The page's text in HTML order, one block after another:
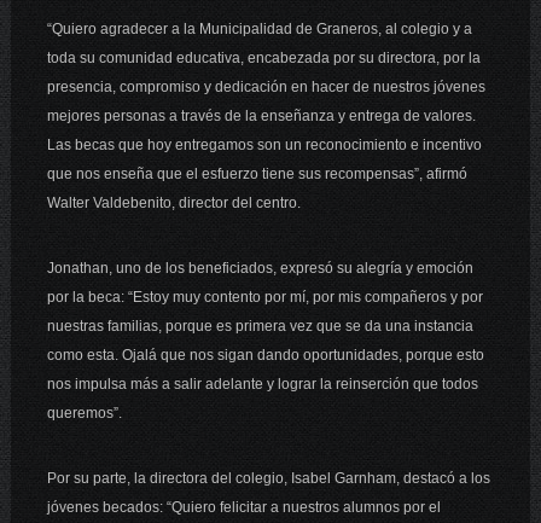
“Quiero agradecer a la Municipalidad de Graneros, al colegio y a
toda su comunidad educativa, encabezada por su directora, por la
presencia, compromiso y dedicación en hacer de nuestros jóvenes
mejores personas a través de la enseñanza y entrega de valores.
Las becas que hoy entregamos son un reconocimiento e incentivo
que nos enseña que el esfuerzo tiene sus recompensas”, afirmó
Walter Valdebenito, director del centro.
Jonathan, uno de los beneficiados, expresó su alegría y emoción
por la beca: “Estoy muy contento por mí, por mis compañeros y por
nuestras familias, porque es primera vez que se da una instancia
como esta. Ojalá que nos sigan dando oportunidades, porque esto
nos impulsa más a salir adelante y lograr la reinserción que todos
queremos”.
Por su parte, la directora del colegio, Isabel Garnham, destacó a los
jóvenes becados: “Quiero felicitar a nuestros alumnos por el